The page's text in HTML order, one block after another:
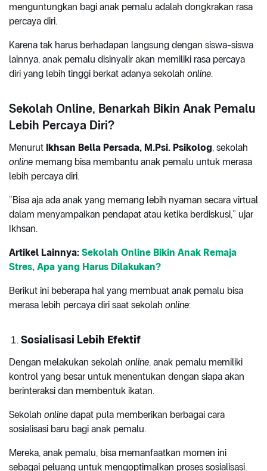
menguntungkan bagi anak pemalu adalah dongkrakan rasa
percaya diri.
Karena tak harus berhadapan langsung dengan siswa-siswa
lainnya, anak pemalu disinyalir akan memiliki rasa percaya
diri yang lebih tinggi berkat adanya sekolah online.
Sekolah Online, Benarkah Bikin Anak Pemalu
Lebih Percaya Diri?
Menurut Ikhsan Bella Persada, M.Psi. Psikolog, sekolah
online memang bisa membantu anak pemalu untuk merasa
lebih percaya diri.
“Bisa aja ada anak yang memang lebih nyaman secara virtual
dalam menyampaikan pendapat atau ketika berdiskusi,” ujar
Ikhsan.
Artikel Lainnya: Sekolah Online Bikin Anak Remaja
Stres, Apa yang Harus Dilakukan?
Berikut ini beberapa hal yang membuat anak pemalu bisa
merasa lebih percaya diri saat sekolah online:
Sosialisasi Lebih Efektif
Dengan melakukan sekolah online, anak pemalu memiliki
kontrol yang besar untuk menentukan dengan siapa akan
berinteraksi dan membentuk ikatan.
Sekolah online dapat pula memberikan berbagai cara
sosialisasi baru bagi anak pemalu.
Mereka, anak pemalu, bisa memanfaatkan momen ini
sebagai peluang untuk mengoptimalkan proses sosialisasi.